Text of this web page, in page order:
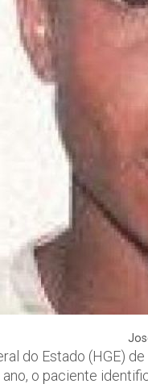
do Estado (HGE)
o paciente